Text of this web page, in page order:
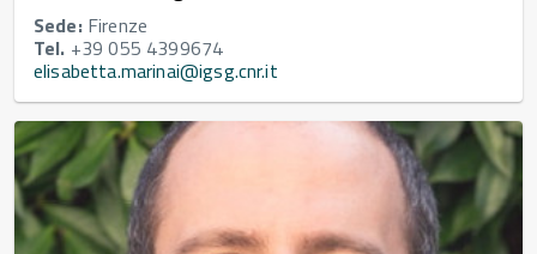
Sede:Firenze
Tel. +39 055 4399674
elisabetta.marinai@igsg.cnr.it